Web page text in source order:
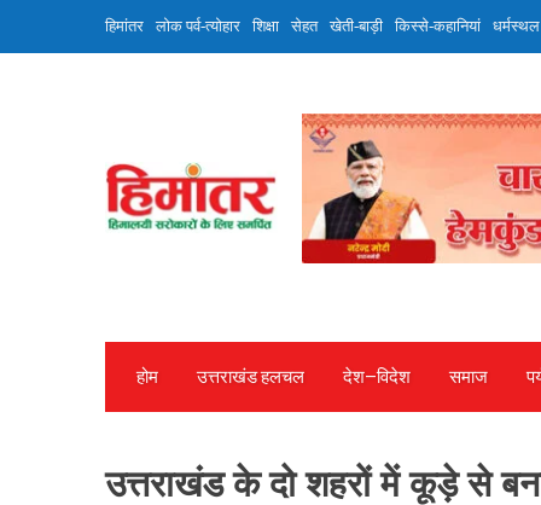
हिमांतर लोक पर्व-त्योहार शिक्षा सेहत खेती-बाड़ी किस्से-कहानियां धर्मस्थल
होम उत्तराखंड हलचल देश—विदेश समाज
उत्तराखंड के दो शहरों में कूड़े से